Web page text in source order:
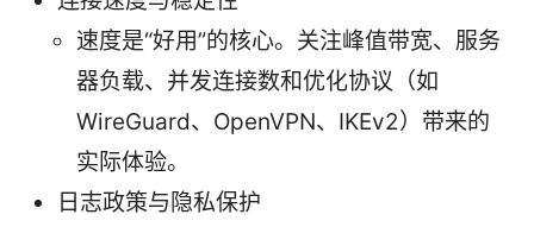
速度是“好用”的核心。关注峰值带宽、服务
器负载、并发连接数和优化协议（如
WireGuard、OpenVPN、IKEv2）带来的
实际体验。
日志政策与隐私保护